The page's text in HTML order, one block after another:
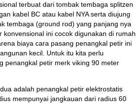
terbuat dari tombak tembaga splitzen
kabel BC atau kabel NYA serta diujung
tembaga (ground rod) yang panjang nya
konvensional ini cocok digunakan di rumah
biaya cara pasang penangkal petir ini
kecil. Untuk itu kita perlu
penangkal petir merk viking 90 meter
adalah penangkal petir elektrostatis
mempunyai jangkauan dari radius 60